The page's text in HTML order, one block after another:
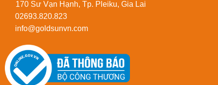
170 Sư Vạn Hạnh, Tp. Pleiku, Gia Lai
02693.820.823
info@goldsunvn.com